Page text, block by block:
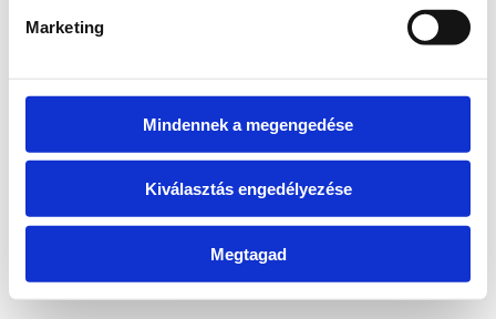
Marketing
Mindennek a megengedése
Kiválasztás engedélyezése
Megtagad